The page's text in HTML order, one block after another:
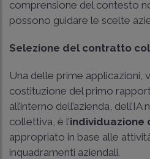
comprensione del contesto
possono guidare le scelte
Selezione del contratto
Una delle prime applicazioni,
costituzione del primo
all’interno dell’azienda,
collettiva, è l’individuazione
appropriato in base alle
inquadramenti aziendali.